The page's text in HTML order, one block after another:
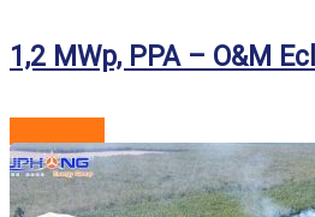
1,2 MWp, PPA – O&M